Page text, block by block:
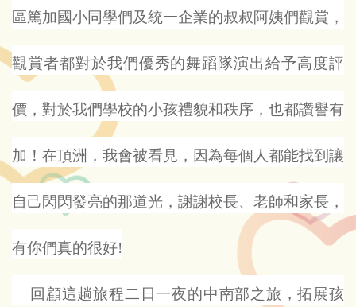
區篤加國小同學們及統一企業的叔叔阿姨們觀賞，
觀賞者都對於我們優秀的舞蹈隊演出給予高度評
價，對於我們學校的小孩禮貌和秩序，也都讚譽有
加！在頂洲，我會被看見，因為每個人都能找到讓
自己閃閃發亮的那道光，謝謝校長、老師和家長，
有你們真的很好!
回顧這趟旅程二日一夜的中南部之旅，拓展孩